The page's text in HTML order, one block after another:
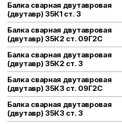
Балка сварная двутавровая
(двутавр) 35К1 ст. 3
Балка сварная двутавровая
(двутавр) 35К2 ст. 09Г2С
Балка сварная двутавровая
(двутавр) 35К2 ст. 3
Балка сварная двутавровая
(двутавр) 35К3 ст. 09Г2С
Балка сварная двутавровая
(двутавр) 35К3 ст. 3